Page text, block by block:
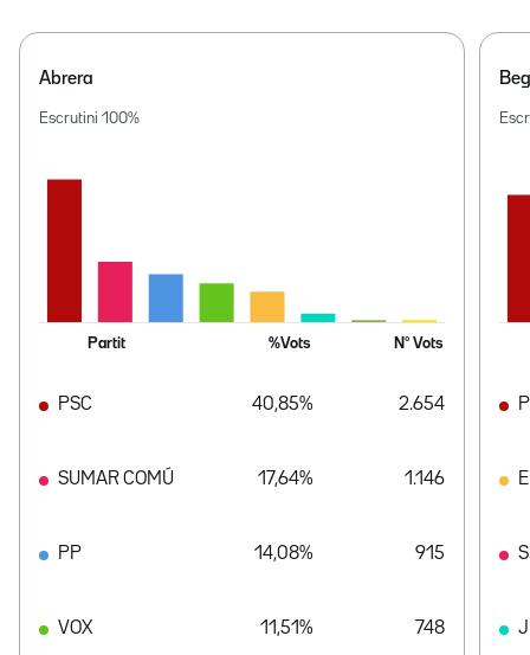
Abrera
Escrutini 100%
Partit %Vots Nº Vots
PSC 40,85% 2.654
SUMAR COMÚ 17,64% 1.146
PP 14,08% 915
VOX 11,51% 748